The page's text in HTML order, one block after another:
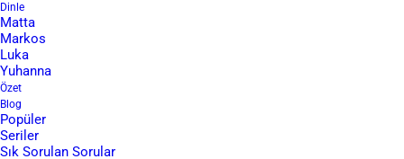
Dinle
Matta
Markos
Luka
Yuhanna
Özet
Blog
Popüler
Seriler
Sık Sorulan Sorular
açısıyla irdeleyeceğiz. Bizim temel kaynağımız Tanrı
yeterlidir. Size iyi okumalar diliyoruz.